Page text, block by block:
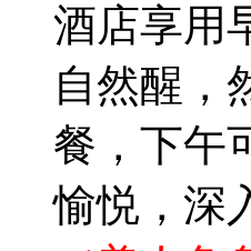
酒店享用
自然醒，
餐，下午
愉悦，深